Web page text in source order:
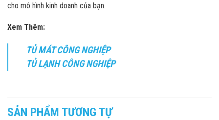
cho mô hình kinh doanh của bạn.
Xem Thêm:
TỦ MÁT CÔNG NGHIỆP
TỦ LẠNH CÔNG NGHIỆP
SẢN PHẨM TƯƠNG TỰ